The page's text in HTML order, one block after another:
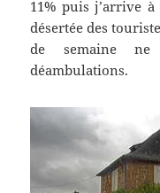
11% puis j’arrive à
désertée des
de semaine
déambulations.